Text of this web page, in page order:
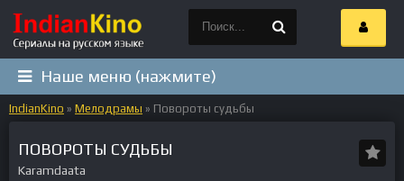
Наше меню (нажмите)
IndianKino » Мелодрамы » Повороты судьбы
ПОВОРОТЫ СУДЬБЫ
Karamdaata